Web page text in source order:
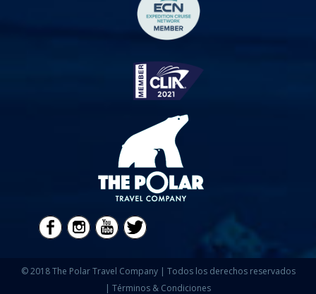
© 2018 The Polar Travel Company | Todos los derechos reservados
| Términos & Condiciones